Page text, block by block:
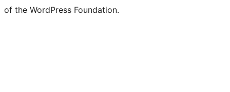
of the WordPress Foundation.